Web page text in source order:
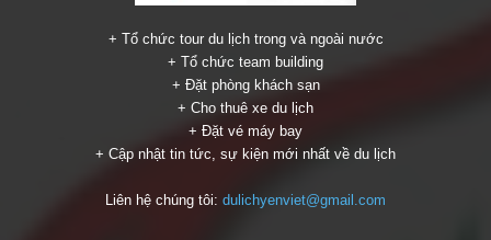
+ Tổ chức tour du lịch trong và ngoài nước
+ Tổ chức team building
+ Đặt phòng khách sạn
+ Cho thuê xe du lịch
+ Đặt vé máy bay
+ Cập nhật tin tức, sự kiện mới nhất về du lịch
Liên hệ chúng tôi: dulichyenviet@gmail.com